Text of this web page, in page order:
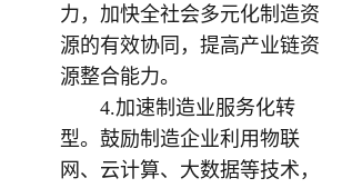
力，加快全社会多元化制造资
源的有效协同，提高产业链资
源整合能力。
4.加速制造业服务化转
型。鼓励制造企业利用物联
网、云计算、大数据等技术，